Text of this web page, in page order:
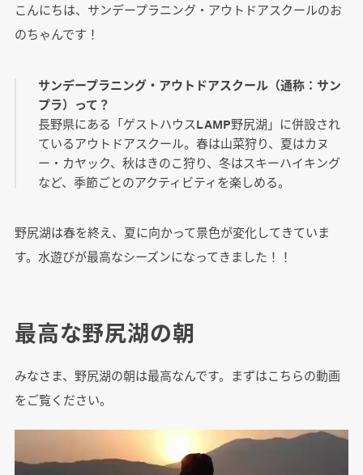
こんにちは、サンデープラニング・アウトドアスクールのお
のちゃんです！
サンデープラニング・アウトドアスクール（通称：サン
プラ）って？
長野県にある「ゲストハウスLAMP野尻湖」に併設され
ているアウトドアスクール。春は山菜狩り、夏はカヌ
ー・カヤック、秋はきのこ狩り、冬はスキーハイキング
など、季節ごとのアクティビティを楽しめる。
野尻湖は春を終え、夏に向かって景色が変化してきていま
す。水遊びが最高なシーズンになってきました！！
最高な野尻湖の朝
みなさま、野尻湖の朝は最高なんです。まずはこちらの動画
をご覧ください。
画